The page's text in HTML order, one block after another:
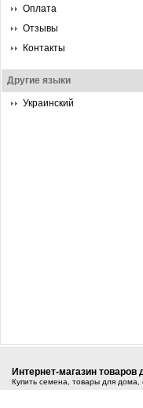
Оплата
Отзывы
Контакты
Другие языки
Украинский
Интернет-магазин
Купить семена, товары для